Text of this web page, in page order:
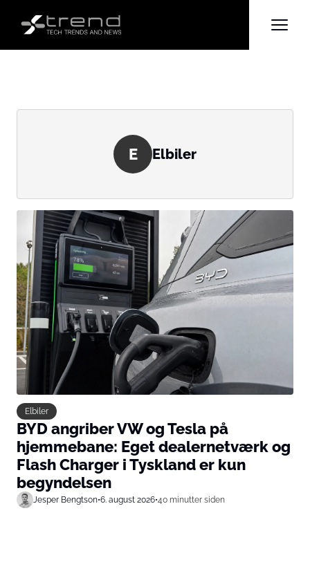
E Elbiler
Elbiler
BYD angriber VW og Tesla på
hjemmebane: Eget dealernetværk og
Flash Charger i Tyskland er kun
begyndelsen
Jesper Bengtson•6. august 2026•40 minutter siden